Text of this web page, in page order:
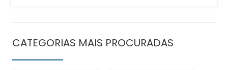
CATEGORIAS MAIS PROCURADAS